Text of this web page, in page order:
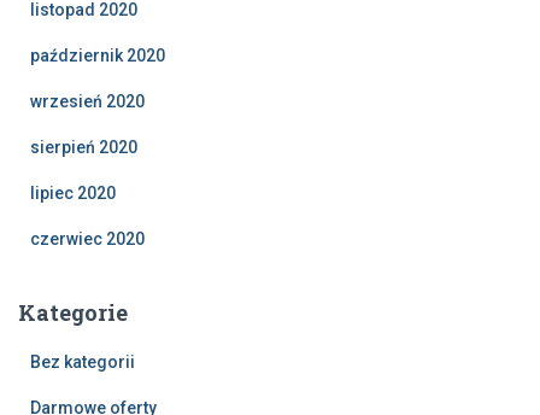
listopad 2020
październik 2020
wrzesień 2020
sierpień 2020
lipiec 2020
czerwiec 2020
Kategorie
Bez kategorii
Darmowe oferty